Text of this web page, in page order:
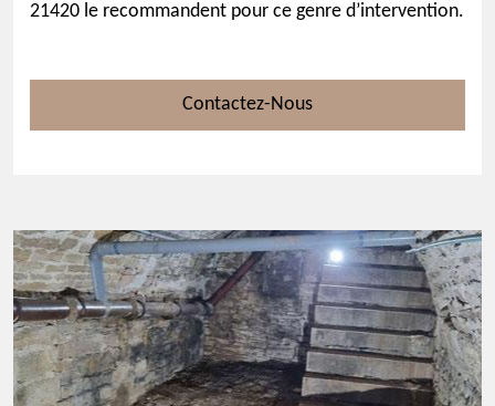
21420 le recommandent pour ce genre d’intervention.
Contactez-Nous